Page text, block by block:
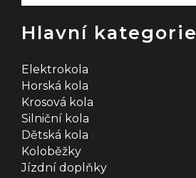
Hlavní kategorie
Elektrokola
Horská kola
Krosová kola
Silniční kola
Dětská kola
Koloběžky
Jízdní doplňky